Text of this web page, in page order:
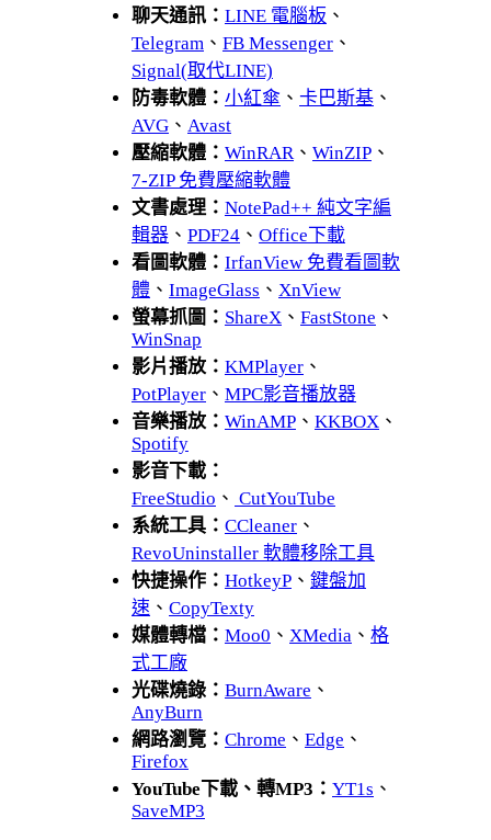
聊天通訊： LINE 電腦板 、
Telegram 、 FB Messenger 、
Signal(取代LINE)
防毒軟體： 小紅傘 、 卡巴斯基 、
AVG 、 Avast
壓縮軟體： WinRAR、 WinZIP 、
7-ZIP 免費壓縮軟體
文書處理： NotePad++ 純文字編
輯器 、 PDF24 、 Office下載
看圖軟體： IrfanView 免費看圖軟
體 、 ImageGlass 、 XnView
螢幕抓圖： ShareX 、 FastStone 、
WinSnap
影片播放： KMPlayer 、
PotPlayer 、 MPC影音播放器
音樂播放： WinAMP 、 KKBOX 、
Spotify
影音下載：
FreeStudio 、 CutYouTube
系統工具： CCleaner 、
RevoUninstaller 軟體移除工具
快捷操作： HotkeyP 、 鍵盤加
速 、 CopyTexty
媒體轉檔： Moo0 、 XMedia 、 格
式工廠
光碟燒錄： BurnAware 、
AnyBurn
網路瀏覽： Chrome 、 Edge 、
Firefox
YouTube下載、轉MP3： YT1s 、
SaveMP3